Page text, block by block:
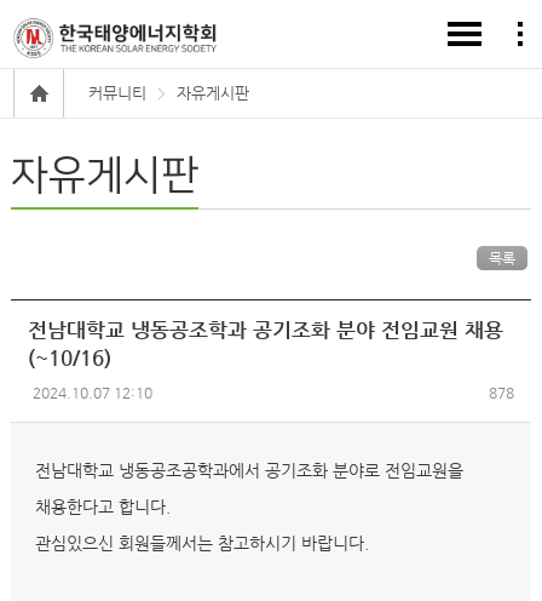
커뮤니티 자유게시판
자유게시판
목록
전남대학교 냉동공조학과 공기조화 분야 전임교원 채용
(~10/16)
2024.10.07 12:10 878
전남대학교 냉동공조공학과에서 공기조화 분야로 전임교원을
채용한다고 합니다.
관심있으신 회원들께서는 참고하시기 바랍니다.